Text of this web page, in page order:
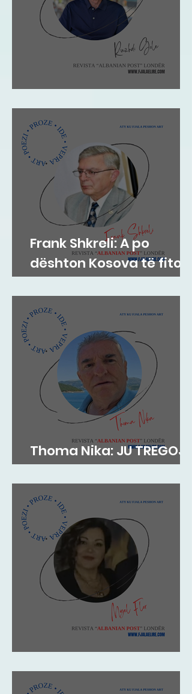
Ruzhdi Gole: VIZITA IME
Frank Shkreli: A po
dështon Kosova të fitojë
paqen?
Thoma Nika: JU TREGOJ
TIMON, SIÇ NUK E NJOHËT
Migel Flor: Impresion